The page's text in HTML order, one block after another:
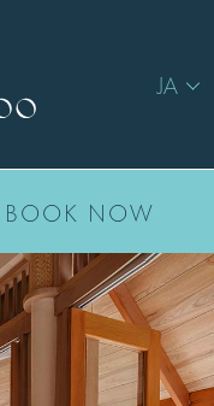
JA
BOOK NOW